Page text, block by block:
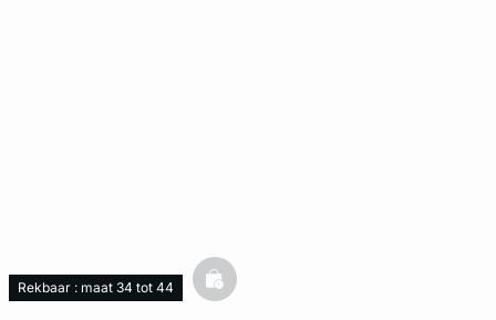
Rekbaar : maat 34 tot 44 basketfull